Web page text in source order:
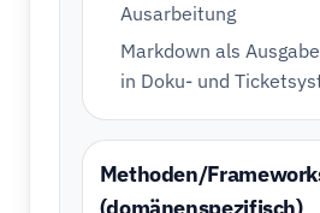
Ausarbeitung
Markdown als
in Doku- und
Methoden/